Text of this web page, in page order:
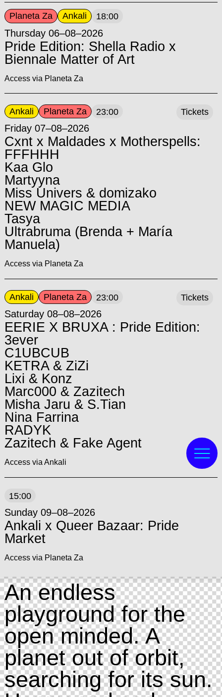
Planeta Za Ankali 18:00
Thursday 06–08–2026
Pride Edition: Shella Radio x
Biennale Matter of Art
Access via Planeta Za
Ankali Planeta Za 23:00
Friday 07–08–2026
Cxnt x Maldades x Motherspells:
FFFHHH
Kaa Glo
Martyyna
Miss Univers & domizako
NEW MAGIC MEDIA
Tasya
Ultrabruma (Brenda + María
Manuela)
Access via Planeta Za
Tickets
Ankali Planeta Za 23:00
Saturday 08–08–2026
EERIE X BRUXA : Pride Edition:
3ever
C1UBCUB
KETRA & ZiZi
Lixi & Konz
Marc000 & Zazitech
Misha Jaru & S.Tian
Nina Farrina
RADYK
Zazitech & Fake Agent
Access via Ankali
Tickets
15:00
Sunday 09–08–2026
Ankali x Queer Bazaar: Pride
Market
Access via Planeta Za
An endless
playground for the
open minded. A
planet out of orbit,
searching for its sun.